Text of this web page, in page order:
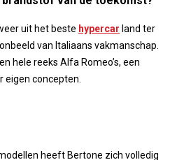
uit het beste hypercar land ter
van Italiaans vakmanschap.
hele reeks Alfa Romeo’s, een
eigen concepten.
heeft Bertone zich volledig